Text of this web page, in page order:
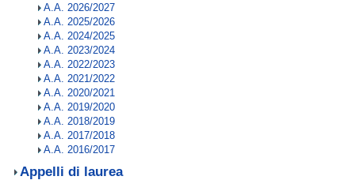
A.A. 2026/2027
A.A. 2025/2026
A.A. 2024/2025
A.A. 2023/2024
A.A. 2022/2023
A.A. 2021/2022
A.A. 2020/2021
A.A. 2019/2020
A.A. 2018/2019
A.A. 2017/2018
A.A. 2016/2017
Appelli di laurea